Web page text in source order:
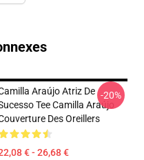
Araújo Atriz De
Tee Camilla Araújo
Des Oreillers
€ - 26,68 €
-20%